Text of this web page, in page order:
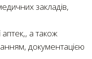
закладів,
аптек,, а також
документацією